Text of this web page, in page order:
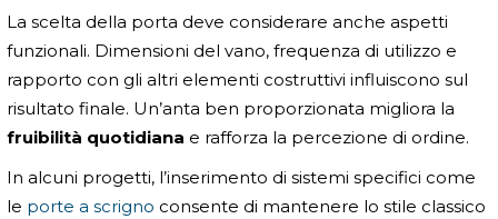
La scelta della porta deve considerare anche aspetti
funzionali. Dimensioni del vano, frequenza di utilizzo e
rapporto con gli altri elementi costruttivi influiscono sul
risultato finale. Un’anta ben proporzionata migliora la
fruibilità quotidiana e rafforza la percezione di ordine.
In alcuni progetti, l’inserimento di sistemi specifici come
le porte a scrigno consente di mantenere lo stile classico